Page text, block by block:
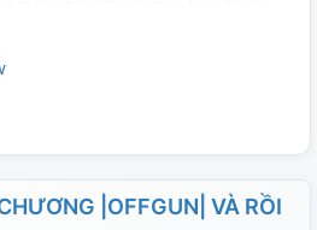
vui mừng về sự phát hiện này,
cứu chế tạo ra loại thuốc
|OFFGUN| VÀ RỒI